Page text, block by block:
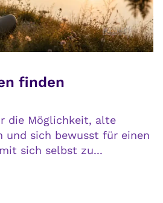
finden
die Möglichkeit, alte
und sich bewusst für einen
sich selbst zu...